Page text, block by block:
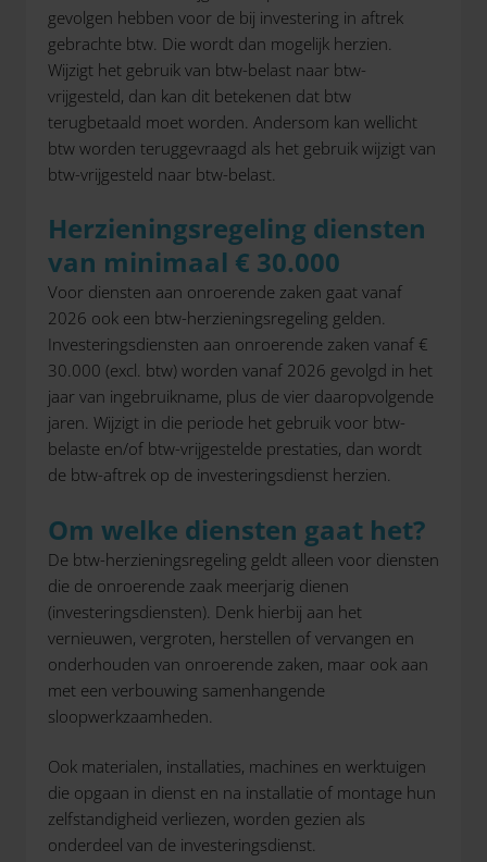
gevolgen hebben voor de bij investering in aftrek
gebrachte btw. Die wordt dan mogelijk herzien.
Wijzigt het gebruik van btw-belast naar btw-
vrijgesteld, dan kan dit betekenen dat btw
terugbetaald moet worden. Andersom kan wellicht
btw worden teruggevraagd als het gebruik wijzigt van
btw-vrijgesteld naar btw-belast.
Herzieningsregeling diensten
van minimaal € 30.000
Voor diensten aan onroerende zaken gaat vanaf
2026 ook een btw-herzieningsregeling gelden.
Investeringsdiensten aan onroerende zaken vanaf €
30.000 (excl. btw) worden vanaf 2026 gevolgd in het
jaar van ingebruikname, plus de vier daaropvolgende
jaren. Wijzigt in die periode het gebruik voor btw-
belaste en/of btw-vrijgestelde prestaties, dan wordt
de btw-aftrek op de investeringsdienst herzien.
Om welke diensten gaat het?
De btw-herzieningsregeling geldt alleen voor diensten
die de onroerende zaak meerjarig dienen
(investeringsdiensten). Denk hierbij aan het
vernieuwen, vergroten, herstellen of vervangen en
onderhouden van onroerende zaken, maar ook aan
met een verbouwing samenhangende
sloopwerkzaamheden.
Ook materialen, installaties, machines en werktuigen
die opgaan in dienst en na installatie of montage hun
zelfstandigheid verliezen, worden gezien als
onderdeel van de investeringsdienst.